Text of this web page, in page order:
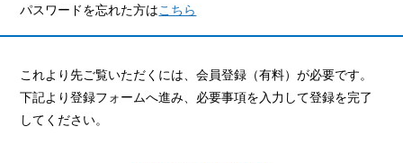
パスワードを忘れた方はこちら
これより先ご覧いただくには、会員登録（有料）が必要です。
下記より登録フォームへ進み、必要事項を入力して登録を完了
してください。